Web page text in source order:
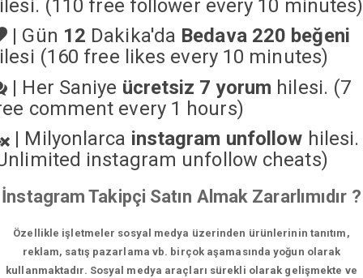
(110 free follower every 10 minutes)
| Gün 12 Dakika'da Bedava 220 beğeni
(160 free likes every 10 minutes)
| Her Saniye ücretsiz 7 yorum hilesi. (7
comment every 1 hours)
| Milyonlarca instagram unfollow hilesi.
instagram unfollow cheats)
İnstagram Takipçi Satın Almak Zararlımıdır ?
Özellikle işletmeler sosyal medya üzerinden ürünlerinin tanıtım,
reklam, satış pazarlama vb. birçok aşamasında yoğun olarak
kullanmaktadır. Sosyal medya araçları sürekli olarak gelişmekte ve